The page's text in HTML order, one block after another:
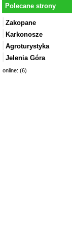
Polecane strony
Zakopane
Karkonosze
Agroturystyka
Jelenia Góra
online: (6)